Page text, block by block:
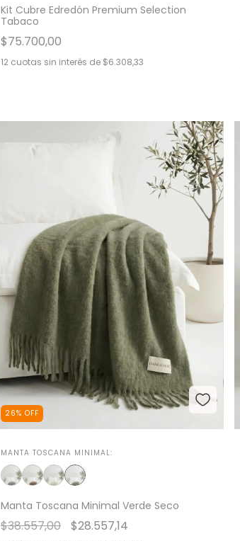
Kit Cubre Edredón Premium Selection
Tabaco
$75.700,00
12 cuotas sin interés de $6.308,33
26% OFF
MANTA TOSCANA MINIMAL:
Manta Toscana Minimal Verde Seco
$38.557,00 $28.557,14